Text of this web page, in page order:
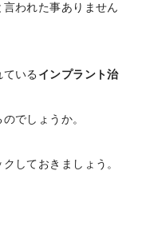
われた事ありません
いる インプラント治
でしょうか。
しておきましょう。